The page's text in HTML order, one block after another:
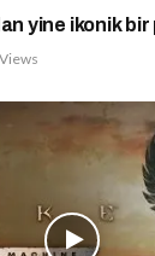
yine ikonik bir
Views